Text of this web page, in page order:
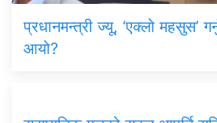
प्रधानमन्त्री ज्यू, ‘एक्लो महसुस’
आयो?